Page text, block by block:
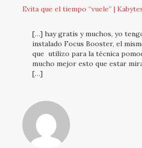
Evita que el tiempo “vuele” |
[…] hay gratis y muchos, yo
instalado Focus Booster, el
que utilizo para la técnica
mucho mejor esto que estar
[…]